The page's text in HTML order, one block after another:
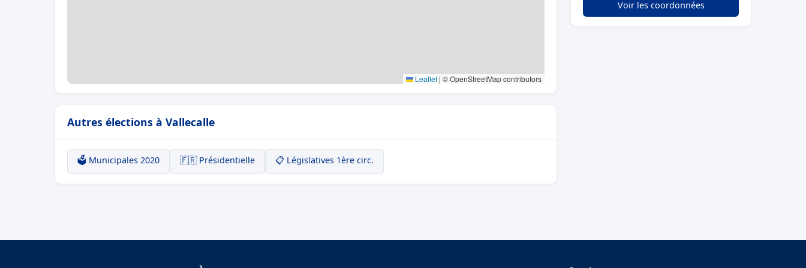
Leaflet | © OpenStreetMap contributors
Autres élections à Vallecalle
🗳️ Municipales 2020 🇫🇷 Présidentielle 📋 Législatives 1ère circ.
Voir les coordonnées